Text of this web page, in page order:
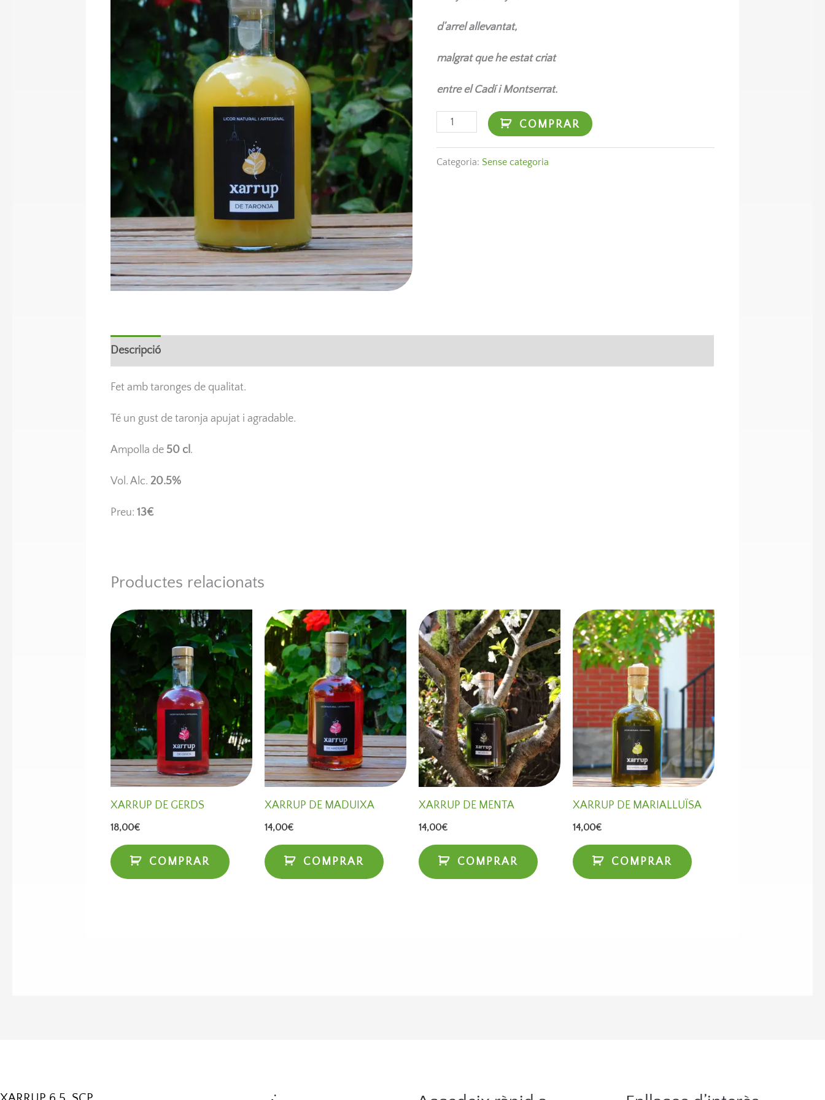
d’arrel allevantat,
malgrat que he estat criat
entre el Cadí i Montserrat.
COMPRAR
Categoria: Sense categoria
Descripció
Fet amb taronges de qualitat.
Té un gust de taronja apujat i agradable.
Ampolla de 50 cl .
Vol. Alc. 20.5%
Preu:13€
Productes relacionats
XARRUP DE GERDS
18,00€
COMPRAR
XARRUP DE MADUIXA
14,00€
COMPRAR
XARRUP DE MENTA
14,00€
COMPRAR
XARRUP DE MARIALLUÏSA
14,00€
COMPRAR